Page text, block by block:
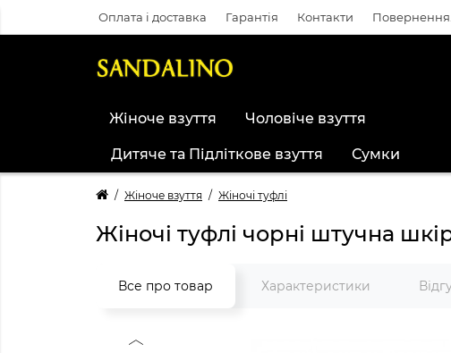
Оплата і доставка Гарантія Контакти
Жіноче взуття Чоловіче взуття
Дитяче та Підліткове взуття Сумки
Жіноче взуття Жіночі туфлі
Жіночі туфлі чорні штучна
Все про товар Характеристики